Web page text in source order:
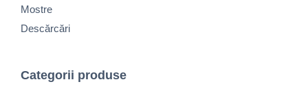
Mostre
Descărcări
Categorii produse